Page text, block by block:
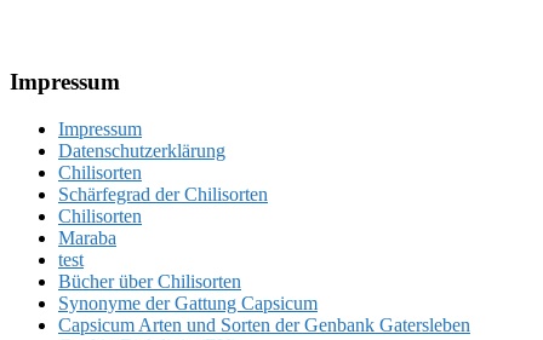
Footer
Impressum
Impressum
Datenschutzerklärung
Chilisorten
Schärfegrad der Chilisorten
Chilisorten
Maraba
test
Bücher über Chilisorten
Synonyme der Gattung Capsicum
Capsicum Arten und Sorten der Genbank Gatersleben